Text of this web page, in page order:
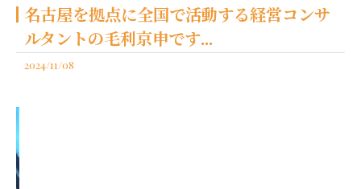
名古屋を拠点に全国で活動する経営コンサ
ルタントの毛利京申です...
2024/11/08